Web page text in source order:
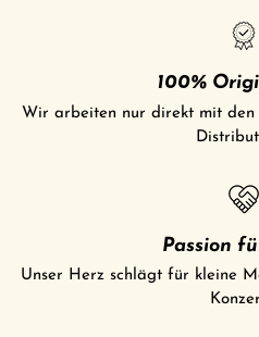
100%
Wir arbeiten nur direkt mit den
Passion
Unser Herz schlägt für kleine